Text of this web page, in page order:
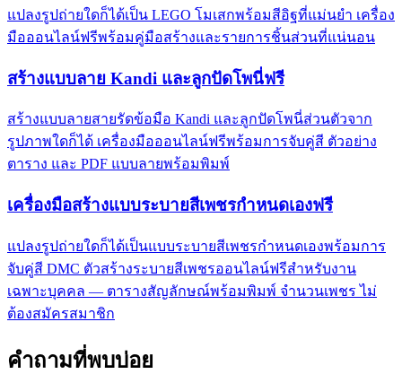
แปลงรูปถ่ายใดก็ได้เป็น LEGO โมเสกพร้อมสีอิฐที่แม่นยำ เครื่อง
มือออนไลน์ฟรีพร้อมคู่มือสร้างและรายการชิ้นส่วนที่แน่นอน
สร้างแบบลาย Kandi และลูกปัดโพนี่ฟรี
สร้างแบบลายสายรัดข้อมือ Kandi และลูกปัดโพนี่ส่วนตัวจาก
รูปภาพใดก็ได้ เครื่องมือออนไลน์ฟรีพร้อมการจับคู่สี ตัวอย่าง
ตาราง และ PDF แบบลายพร้อมพิมพ์
เครื่องมือสร้างแบบระบายสีเพชรกำหนดเองฟรี
แปลงรูปถ่ายใดก็ได้เป็นแบบระบายสีเพชรกำหนดเองพร้อมการ
จับคู่สี DMC ตัวสร้างระบายสีเพชรออนไลน์ฟรีสำหรับงาน
เฉพาะบุคคล — ตารางสัญลักษณ์พร้อมพิมพ์ จำนวนเพชร ไม่
ต้องสมัครสมาชิก
คำถามที่พบบ่อย